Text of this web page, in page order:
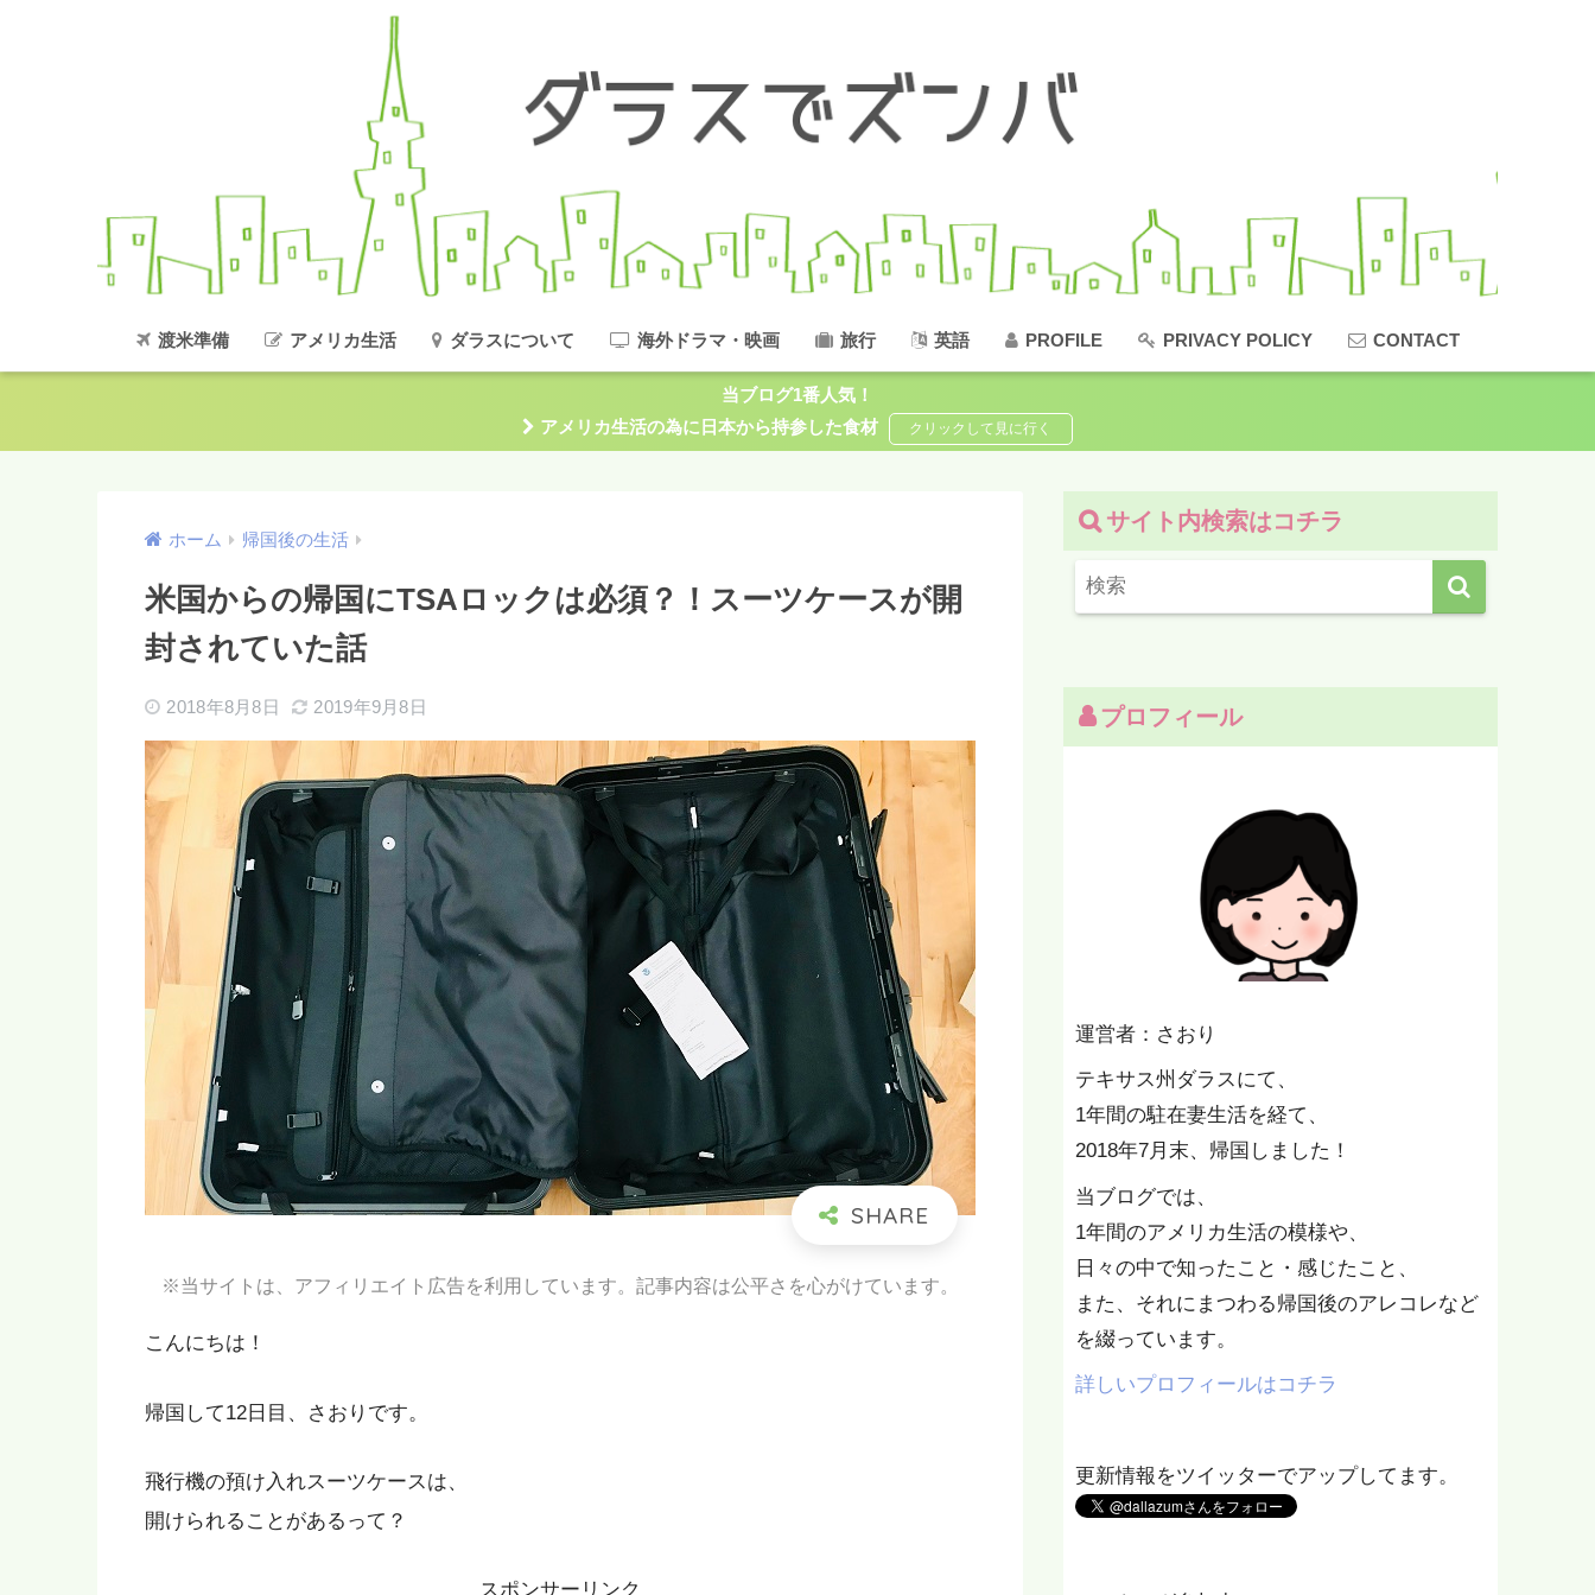
渡米準備 アメリカ生活 ダラスについて 海外ドラマ・映画 旅行 英語 PROFILE PRIVACY POLICY CONTACT
当ブログ1番人気！
アメリカ生活の為に日本から持参した食材
ホーム 帰国後の生活
米国からの帰国にTSAロックは必須？！スーツケースが開
封されていた話
2018年8月8日 2019年9月8日
※当サイトは、アフィリエイト広告を利用しています。記事内容は公平さを心がけています。
こんにちは！
帰国して12日目、さおりです。
飛行機の預け入れスーツケースは、
開けられることがあるって？
スポンサーリンク
サイト内検索はコチラ
プロフィール
運営者：さおり
テキサス州ダラスにて、
1年間の駐在妻生活を経て、
2018年7月末、帰国しました！
当ブログでは、
1年間のアメリカ生活の模様や、
日々の中で知ったこと・感じたこと、
また、それにまつわる帰国後のアレコレなど
を綴っています。
詳しいプロフィールはコチラ
更新情報をツイッターでアップしてます。